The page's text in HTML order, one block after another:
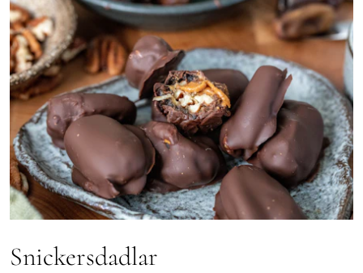
Snickersdadlar